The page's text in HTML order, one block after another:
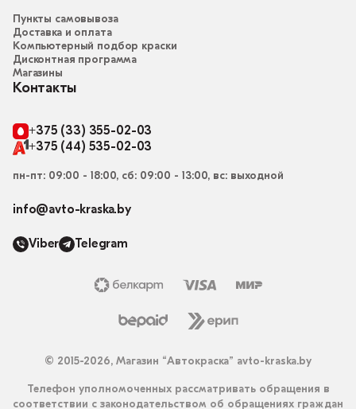
Пункты самовывоза
Доставка и оплата
Компьютерный подбор краски
Дисконтная программа
Магазины
Контакты
+375 (33) 355-02-03
+375 (44) 535-02-03
пн-пт: 09:00 - 18:00, сб: 09:00 - 13:00, вс: выходной
info@avto-kraska.by
Viber Telegram
© 2015-2026, Магазин “Автокраска” avto-kraska.by
Телефон уполномоченных рассматривать обращения в
соответствии с законодательством об обращениях граждан